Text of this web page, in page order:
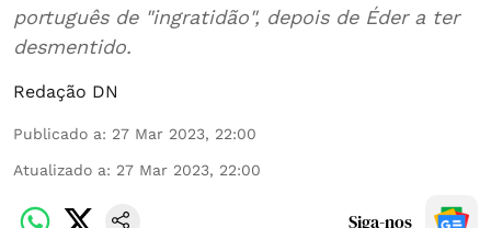
português de "ingratidão", depois de Éder a ter
desmentido.
Redação DN
Publicado a: 27 Mar 2023, 22:00
Atualizado a: 27 Mar 2023, 22:00
Siga-nos